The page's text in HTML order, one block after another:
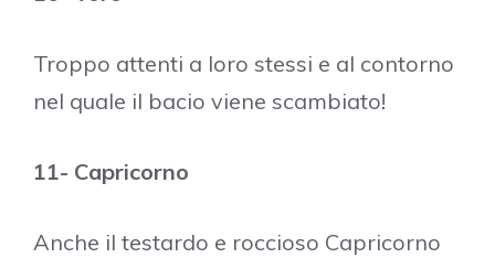
Troppo attenti a loro stessi e al contorno
nel quale il bacio viene scambiato!
11- Capricorno
Anche il testardo e roccioso Capricorno